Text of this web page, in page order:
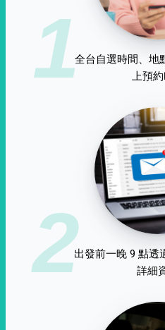
1全台自選時間、地
上預
2出發前一晚 9 點透
詳細